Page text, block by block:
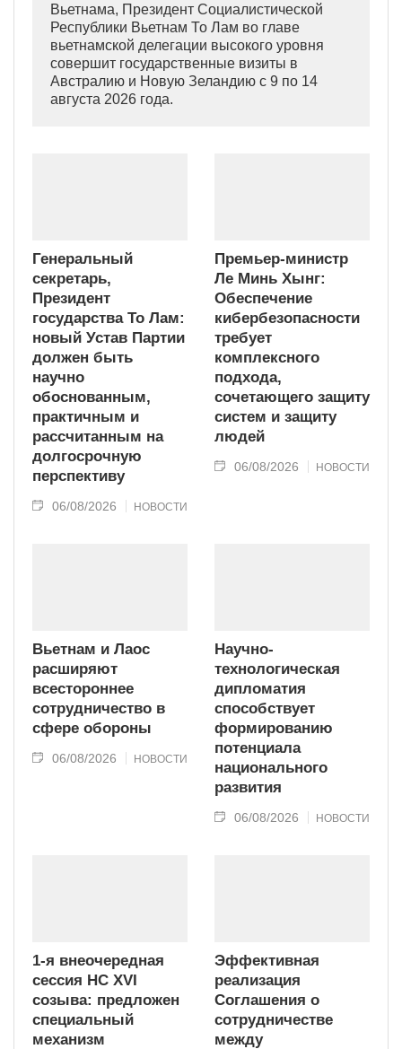
Вьетнама, Президент Социалистической
Республики Вьетнам То Лам во главе
вьетнамской делегации высокого уровня
совершит государственные визиты в
Австралию и Новую Зеландию с 9 по 14
августа 2026 года.
Генеральный
секретарь,
Президент
государства То Лам:
новый Устав Партии
должен быть
научно
обоснованным,
практичным и
рассчитанным на
долгосрочную
перспективу
06/08/2026 НОВОСТИ
Премьер-министр
Ле Минь Хынг:
Обеспечение
кибербезопасности
требует
комплексного
подхода,
сочетающего защиту
систем и защиту
людей
06/08/2026 НОВОСТИ
Вьетнам и Лаос
расширяют
всестороннее
сотрудничество в
сфере обороны
06/08/2026 НОВОСТИ
Научно-
технологическая
дипломатия
способствует
формированию
потенциала
национального
развития
06/08/2026 НОВОСТИ
1-я внеочередная
сессия НС XVI
созыва: предложен
специальный
механизм
Эффективная
реализация
Соглашения о
сотрудничестве
между